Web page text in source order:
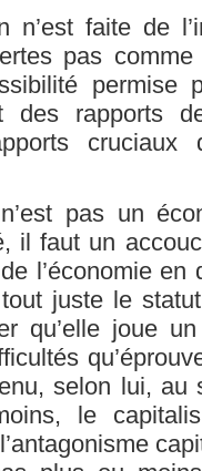
n’est faite de
pas
permise
des rapports
pas un
il faut un
l’économie en
juste le
qu’elle joue
selon lui,
le